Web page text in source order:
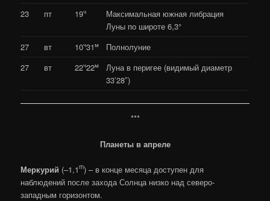
23
пт 19ч
Максимальная южная либрация
Луны по широте 6,3°
27
вт 10ч31м
Полнолуние
27
вт 22ч22м
Луна в перигее (видимый диаметр
33’28″)
***
Планеты в апреле
Меркурий (–1,1m) – в конце месяца доступен для
наблюдений после захода Солнца низко над северо-
западным горизонтом.